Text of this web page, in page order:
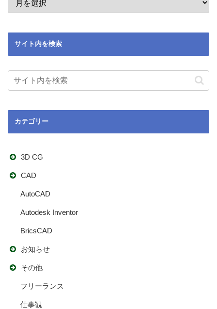
サイト内を検索
カテゴリー
3D CG
CAD
AutoCAD
Autodesk Inventor
BricsCAD
お知らせ
その他
フリーランス
仕事観